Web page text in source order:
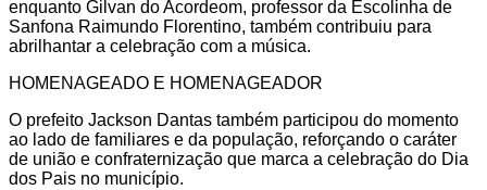
enquanto Gilvan do Acordeom, professor da Escolinha de
Sanfona Raimundo Florentino, também contribuiu para
abrilhantar a celebração com a música.
HOMENAGEADO E HOMENAGEADOR
O prefeito Jackson Dantas também participou do momento
ao lado de familiares e da população, reforçando o caráter
de união e confraternização que marca a celebração do Dia
dos Pais no município.